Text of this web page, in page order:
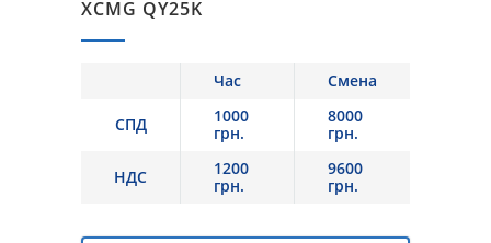
XCMG QY25K
Час Смена
СПД
1000
грн.
8000
грн.
НДС
1200
грн.
9600
грн.